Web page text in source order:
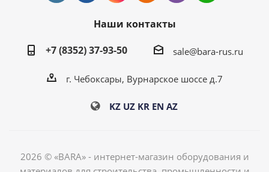
Наши контакты
+7 (8352) 37-93-50
sale@bara-rus.ru
г. Чебоксары, Вурнарское шоссе д.7
KZ UZ KR EN AZ
2026 © «BARA» - интернет-магазин оборудования и